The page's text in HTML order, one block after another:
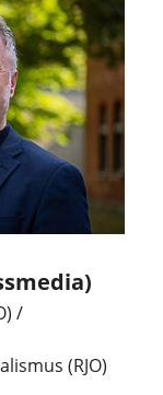
/
(RJO)